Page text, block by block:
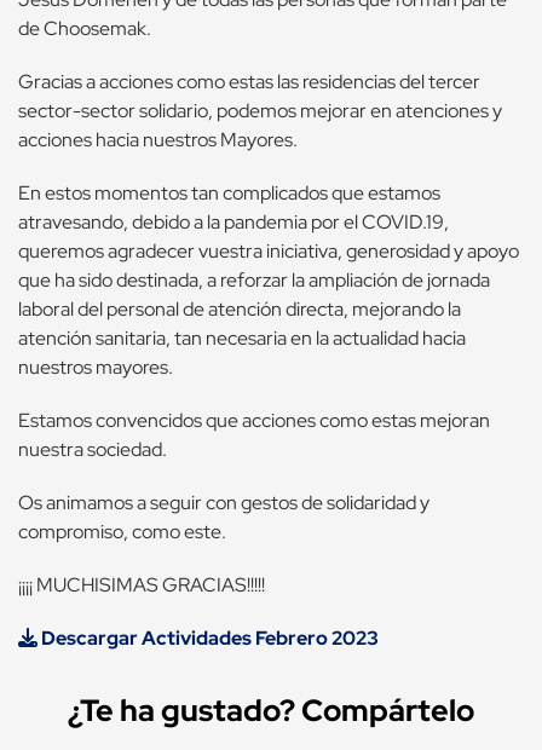
de Choosemak.
Gracias a acciones como estas las residencias del tercer
sector-sector solidario, podemos mejorar en atenciones y
acciones hacia nuestros Mayores.
En estos momentos tan complicados que estamos
atravesando, debido a la pandemia por el COVID.19,
queremos agradecer vuestra iniciativa, generosidad y apoyo
que ha sido destinada, a reforzar la ampliación de jornada
laboral del personal de atención directa, mejorando la
atención sanitaria, tan necesaria en la actualidad hacia
nuestros mayores.
Estamos convencidos que acciones como estas mejoran
nuestra sociedad.
Os animamos a seguir con gestos de solidaridad y
compromiso, como este.
¡¡¡¡ MUCHISIMAS GRACIAS!!!!!
Descargar Actividades Febrero 2023
¿Te ha gustado? Compártelo